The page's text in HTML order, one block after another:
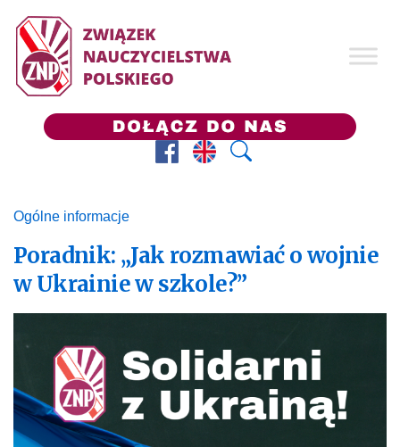
FacebookPrezes ZNP
Wyszukaj
Ogólne informacje
Poradnik: „Jak rozmawiać o wojnie
w Ukrainie w szkole?”